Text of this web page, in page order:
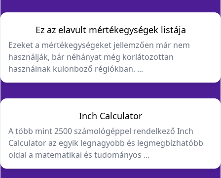
Ez az elavult mértékegységek listája
Ezeket a mértékegységeket jellemzően már nem
használják, bár néhányat még korlátozottan
használnak különböző régiókban. ...
Inch Calculator
A több mint 2500 számológéppel rendelkező Inch
Calculator az egyik legnagyobb és legmegbízhatóbb
oldal a matematikai és tudományos ...